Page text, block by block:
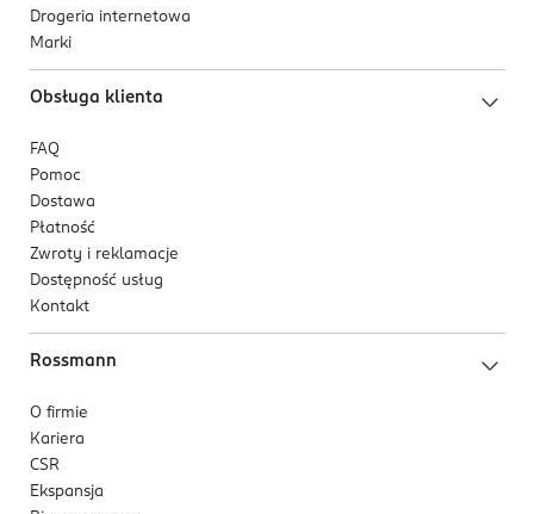
Kod EAN
5 901691 848672
Drogeria internetowa
Marki
Obsługa klienta
FAQ
Pomoc
Dostawa
Płatność
Zwroty i reklamacje
Dostępność usług
Kontakt
Rossmann
O firmie
Kariera
CSR
Ekspansja